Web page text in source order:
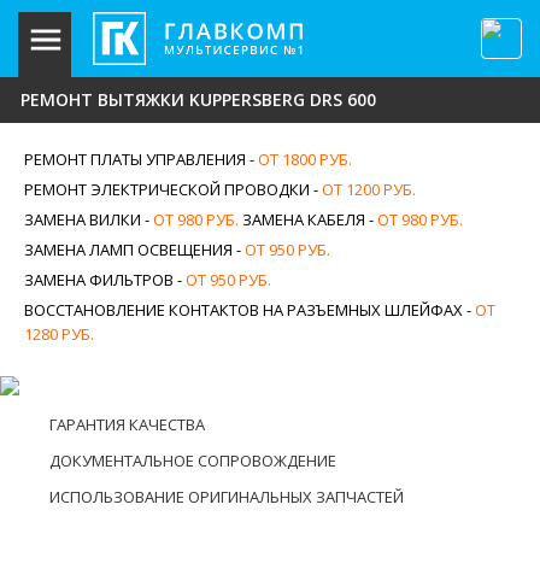
РЕМОНТ ВЫТЯЖКИ KUPPERSBERG DRS 600
РЕМОНТ ПЛАТЫ УПРАВЛЕНИЯ -ОТ 1800 РУБ.
РЕМОНТ ЭЛЕКТРИЧЕСКОЙ ПРОВОДКИ -ОТ 1200 РУБ.
ЗАМЕНА ВИЛКИ -ОТ 980 РУБ. ЗАМЕНА КАБЕЛЯ -ОТ 980 РУБ.
ЗАМЕНА ЛАМП ОСВЕЩЕНИЯ -ОТ 950 РУБ.
ЗАМЕНА ФИЛЬТРОВ -ОТ 950 РУБ.
ВОССТАНОВЛЕНИЕ КОНТАКТОВ НА РАЗЪЕМНЫХ ШЛЕЙФАХ -ОТ
1280 РУБ.
ГАРАНТИЯ КАЧЕСТВА
ДОКУМЕНТАЛЬНОЕ СОПРОВОЖДЕНИЕ
ИСПОЛЬЗОВАНИЕ ОРИГИНАЛЬНЫХ ЗАПЧАСТЕЙ